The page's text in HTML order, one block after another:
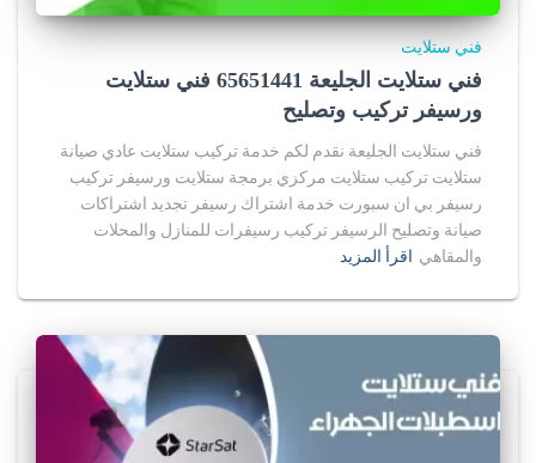
فني ستلايت
فني ستلايت الجليعة 65651441 فني ستلايت
ورسيفر تركيب وتصليح
فني ستلايت الجليعة نقدم لكم خدمة تركيب ستلايت عادي صيانة
ستلايت تركيب ستلايت مركزي برمجة ستلايت ورسيفر تركيب
رسيفر بي ان سبورت خدمة اشتراك رسيفر تجديد اشتراكات
صيانة وتصليح الرسيفر تركيب رسيفرات للمنازل والمحلات
والمقاهي اقرأ المزيد